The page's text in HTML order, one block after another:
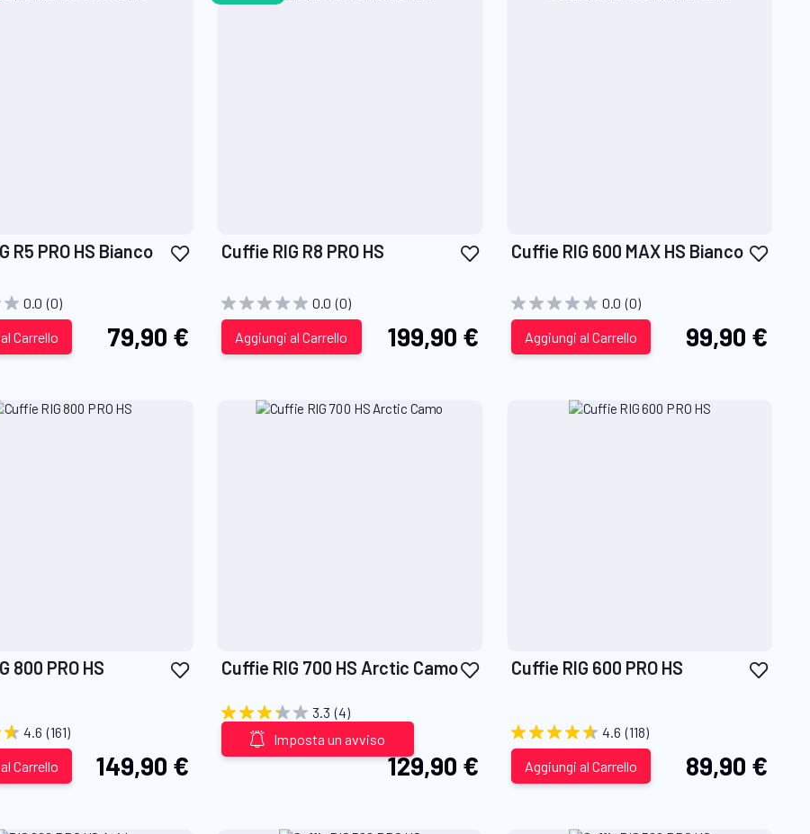
R5 PRO HS Bianco
Aggiungi
desideri
0.0 (0)
79,90 €
Carrello
Cuffie RIG R8 PRO HS
Aggiungi
desideri
0.0 (0)
199,90 €
Aggiungi al Carrello
Cuffie RIG 600 MAX HS Bianco
0.0 (0)
99,90 €
Aggiungi al Carrello
800 PRO HS
Aggiungi
lista
desideri
4.6 (161)
149,90 €
Carrello
Cuffie RIG 700 HS Arctic Camo
Aggiungi
desideri
3.3 (4)
129,90 €
Imposta un avviso
Cuffie RIG 600 PRO HS
4.6 (118)
89,90 €
Aggiungi al Carrello